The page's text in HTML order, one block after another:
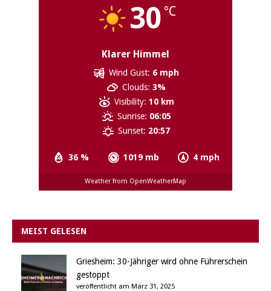
30 °C
Klarer Himmel
36 % 1019 mb 4 mph
Wind Gust: 6 mph
Clouds: 3%
Visibility: 10 km
Sunrise: 06:05
Sunset: 20:57
Weather from OpenWeatherMap
MEIST GELESEN
Griesheim: 30-Jähriger wird ohne Führerschein
gestoppt
veröffentlicht am März 31, 2025